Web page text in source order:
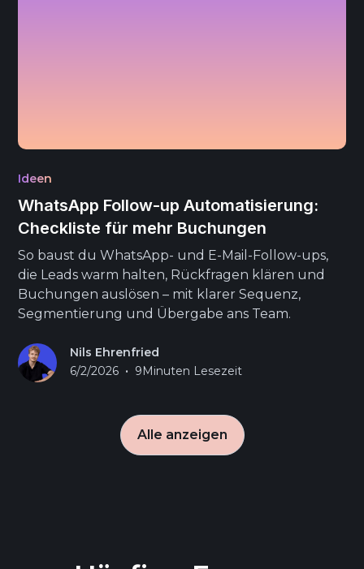
Ideen
WhatsApp Follow-up Automatisierung:
Checkliste für mehr Buchungen
So baust du WhatsApp- und E-Mail-Follow-ups,
die Leads warm halten, Rückfragen klären und
Buchungen auslösen – mit klarer Sequenz,
Segmentierung und Übergabe ans Team.
Nils Ehrenfried
6/2/2026 • 9Minuten Lesezeit
Alle anzeigen